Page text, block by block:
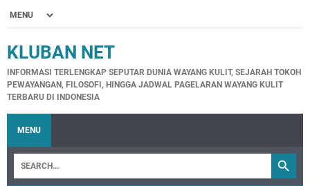
KLUBAN NET
INFORMASI TERLENGKAP SEPUTAR DUNIA WAYANG KULIT, SEJARAH TOKOH
PEWAYANGAN, FILOSOFI, HINGGA JADWAL PAGELARAN WAYANG KULIT
TERBARU DI INDONESIA
MENU